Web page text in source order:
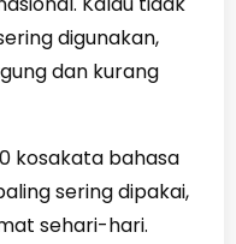
digunakan,
dan kurang
kosakata bahasa
sering dipakai,
sehari-hari.